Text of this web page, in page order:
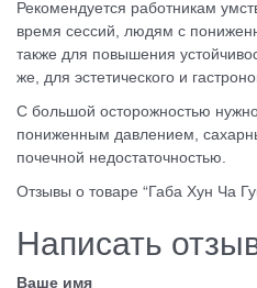
Рекомендуется работникам
время сессий, людям с
также для повышения
же, для эстетического и
С большой осторожностью
пониженным давлением,
почечной недостаточностью.
Отзывы о товаре “Габа Хун Ча
Написать
Ваше имя